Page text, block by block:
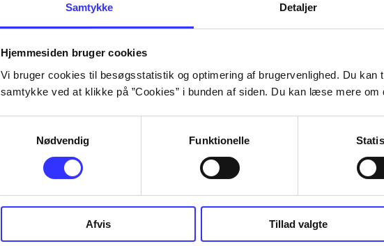
Samtykke Detaljer
Hjemmesiden bruger cookies
Vi bruger cookies til besøgsstatistik og optimering af brugervenlighed. Du
samtykke ved at klikke på ”Cookies” i bunden af siden. Du kan læse mere om
Nødvendig
Funktionelle
Afvis Tillad valgte